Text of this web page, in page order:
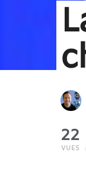
22
VUES